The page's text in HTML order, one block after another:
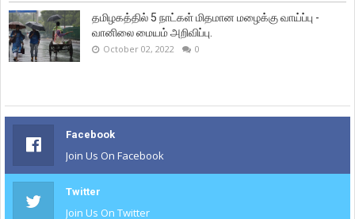
தமிழகத்தில் 5 நாட்கள் மிதமான மழைக்கு வாய்ப்பு -
வானிலை மையம் அறிவிப்பு.
October 02, 2022 0
Facebook
Join Us On Facebook
Twitter
Join Us On Twitter